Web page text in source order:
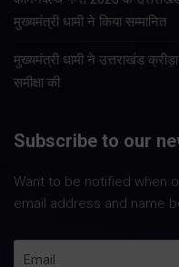
मुख्यमंत्री धामी ने किया सम्मानित
मुख्यमंत्री धामी ने उत्तराखंड क्रीड़ा
समीक्षा की
Subscribe to our
Want to be notified when
email address and name